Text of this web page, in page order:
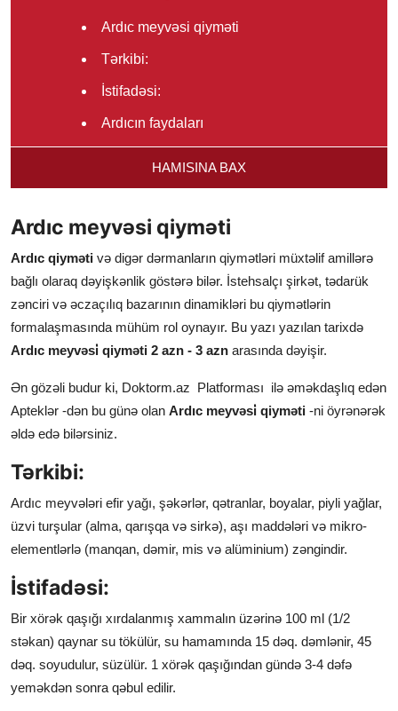
Ardıc meyvəsi qiyməti
Tərkibi:
İstifadəsi:
Ardıcın faydaları
İstehsalçı firma
Ardıc meyvəsi nə üçündür?
HAMISINA BAX
Ardıc meyvəsi qiyməti
Ardıc qiyməti və digər dərmanların qiymətləri müxtəlif amillərə
bağlı olaraq dəyişkənlik göstərə bilər. İstehsalçı şirkət, tədarük
zənciri və əczaçılıq bazarının dinamikləri bu qiymətlərin
formalaşmasında mühüm rol oynayır. Bu yazı yazılan tarixdə
Ardıc meyvəsi̇ qiyməti 2 azn - 3 azn arasında dəyişir.
Ən gözəli budur ki, Doktorm.az Platforması ilə əməkdaşlıq edən
Apteklər -dən bu günə olan Ardıc meyvəsi̇ qiyməti -ni öyrənərək
əldə edə bilərsiniz.
Tərkibi:
Ardıc meyvələri efir yağı, şəkərlər, qətranlar, boyalar, piyli yağlar,
üzvi turşular (alma, qarışqa və sirkə), aşı maddələri və mikro­
elementlərlə (manqan, dəmir, mis və alüminium) zəngindir.
İstifadəsi:
Bir xörək qaşığı xırdalanmış xammalın üzərinə 100 ml (1/2
stəkan) qaynar su tökülür, su hamamında 15 dəq. dəmlənir, 45
dəq. soyudulur, süzülür. 1 xörək qaşığından gündə 3-4 dəfə
yeməkdən sonra qəbul edilir.